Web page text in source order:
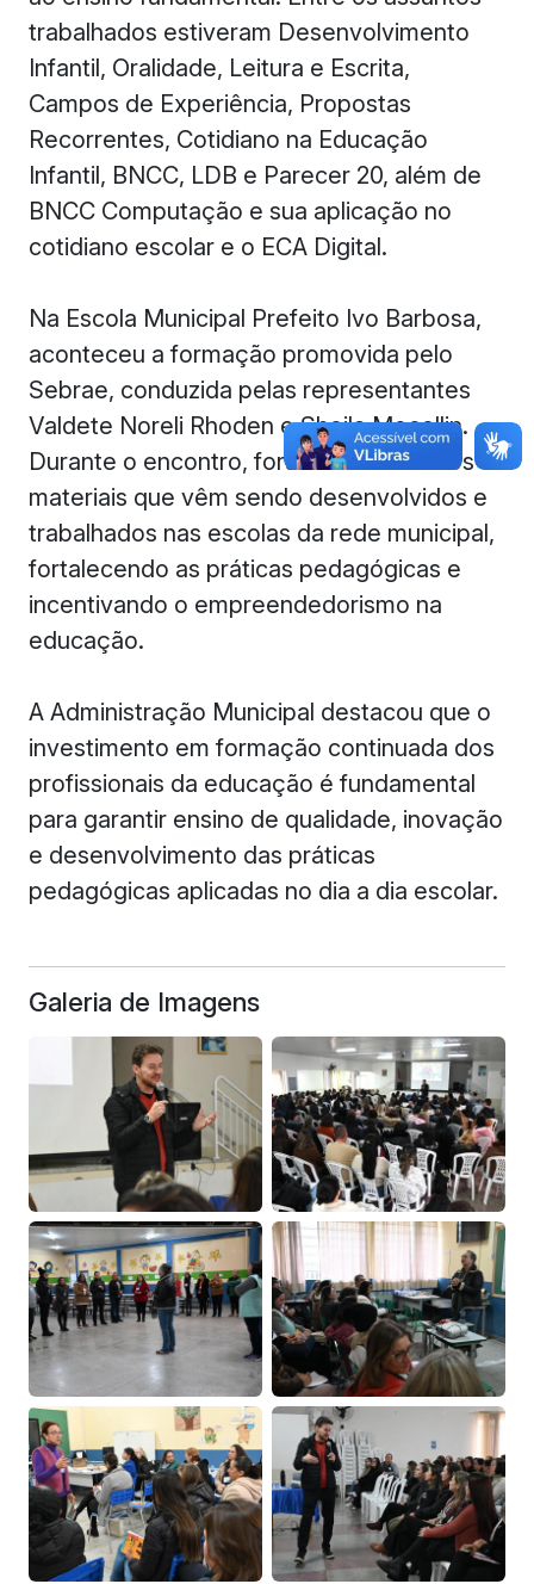
trabalhados estiveram Desenvolvimento
Infantil, Oralidade, Leitura e Escrita,
Campos de Experiência, Propostas
Recorrentes, Cotidiano na Educação
Infantil, BNCC, LDB e Parecer 20, além de
BNCC Computação e sua aplicação no
cotidiano escolar e o ECA Digital.
Na Escola Municipal Prefeito Ivo Barbosa,
aconteceu a formação promovida pelo
Sebrae, conduzida pelas representantes
Valdete Noreli Rhoden e Sheila Mocellin.
Durante o encontro, foram abordados os
materiais que vêm sendo desenvolvidos e
trabalhados nas escolas da rede municipal,
fortalecendo as práticas pedagógicas e
incentivando o empreendedorismo na
educação.
A Administração Municipal destacou que o
investimento em formação continuada dos
profissionais da educação é fundamental
para garantir ensino de qualidade, inovação
e desenvolvimento das práticas
pedagógicas aplicadas no dia a dia escolar.
Galeria de Imagens